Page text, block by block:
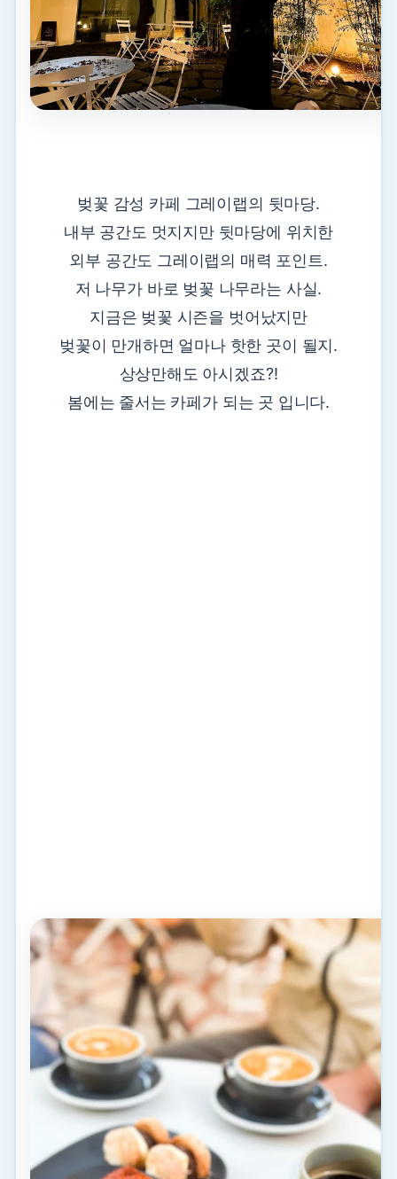
벚꽃 감성 카페 그레이랩의 뒷마당.
내부 공간도 멋지지만 뒷마당에 위치한
외부 공간도 그레이랩의 매력 포인트.
저 나무가 바로 벚꽃 나무라는 사실.
지금은 벚꽃 시즌을 벗어났지만
벚꽃이 만개하면 얼마나 핫한 곳이 될지.
상상만해도 아시겠죠?!
봄에는 줄서는 카페가 되는 곳 입니다.